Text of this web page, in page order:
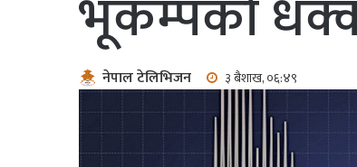
भूकम्पको
नेपाल टेलिभिजन ३ बैशाख, ०६:४९